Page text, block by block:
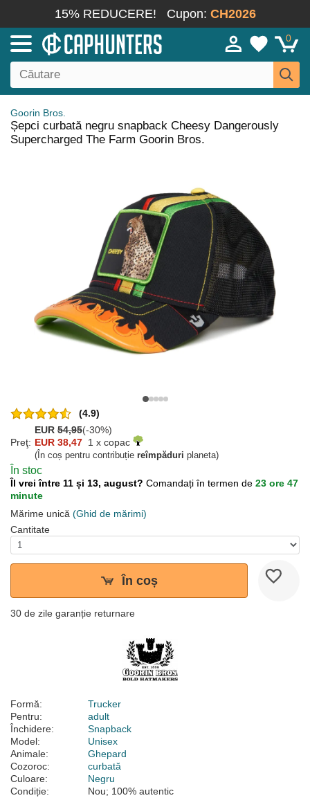
15% REDUCERE! Cupon: CH2026
0
Goorin Bros.
Șepci curbată negru snapback Cheesy Dangerously
Supercharged The Farm Goorin Bros.
(4.9)
EUR 54,95(-30%)
Preţ: EUR 38,47 1 x copac
(În coș pentru contribuție reîmpăduri planeta)
În stoc
Îl vrei între 11 și 13, august? Comandați în termen de 23 ore 47
minute
Mărime unică (Ghid de mărimi)
Cantitate
În coș
30 de zile garanție returnare
Formă:
Trucker
Pentru:
adult
Închidere:
Snapback
Model:
Unisex
Animale:
Ghepard
Cozoroc:
curbată
Culoare:
Negru
Condiție:
Nou; 100% autentic